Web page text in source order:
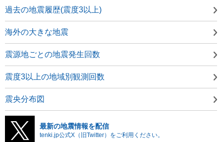
過去の地震履歴(震度3以上)
海外の大きな地震
震源地ごとの地震発生回数
震度3以上の地域別観測回数
震央分布図
最新の地震情報を配信
tenki.jp公式X（旧Twitter）をご利用ください。